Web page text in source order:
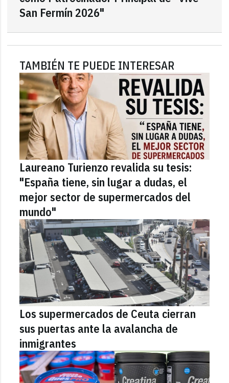
San Fermín 2026"
TAMBIÉN TE PUEDE INTERESAR
Laureano Turienzo revalida su tesis:
"España tiene, sin lugar a dudas, el
mejor sector de supermercados del
mundo"
Los supermercados de Ceuta cierran
sus puertas ante la avalancha de
inmigrantes